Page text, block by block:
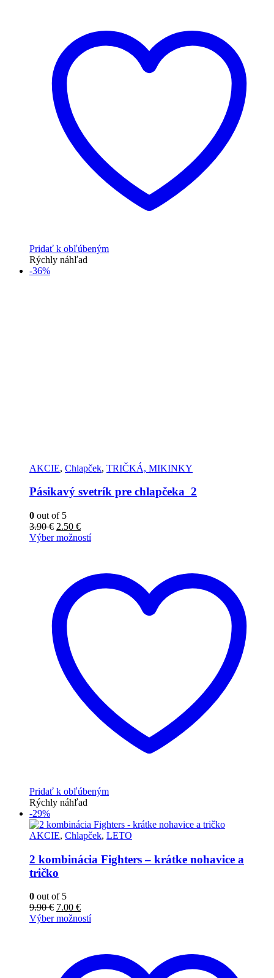
Pridať k obľúbeným
Rýchly náhľad
-36%
AKCIE, Chlapček, TRIČKÁ, MIKINKY
Pásikavý svetrík pre chlapčeka_2
0 out of 5
3.90€ 2.50 €
Výber možností
Pridať k obľúbeným
Rýchly náhľad
-29%
AKCIE, Chlapček, LETO
2 kombinácia Fighters – krátke nohavice a
tričko
0 out of 5
9.90€ 7.00 €
Výber možností